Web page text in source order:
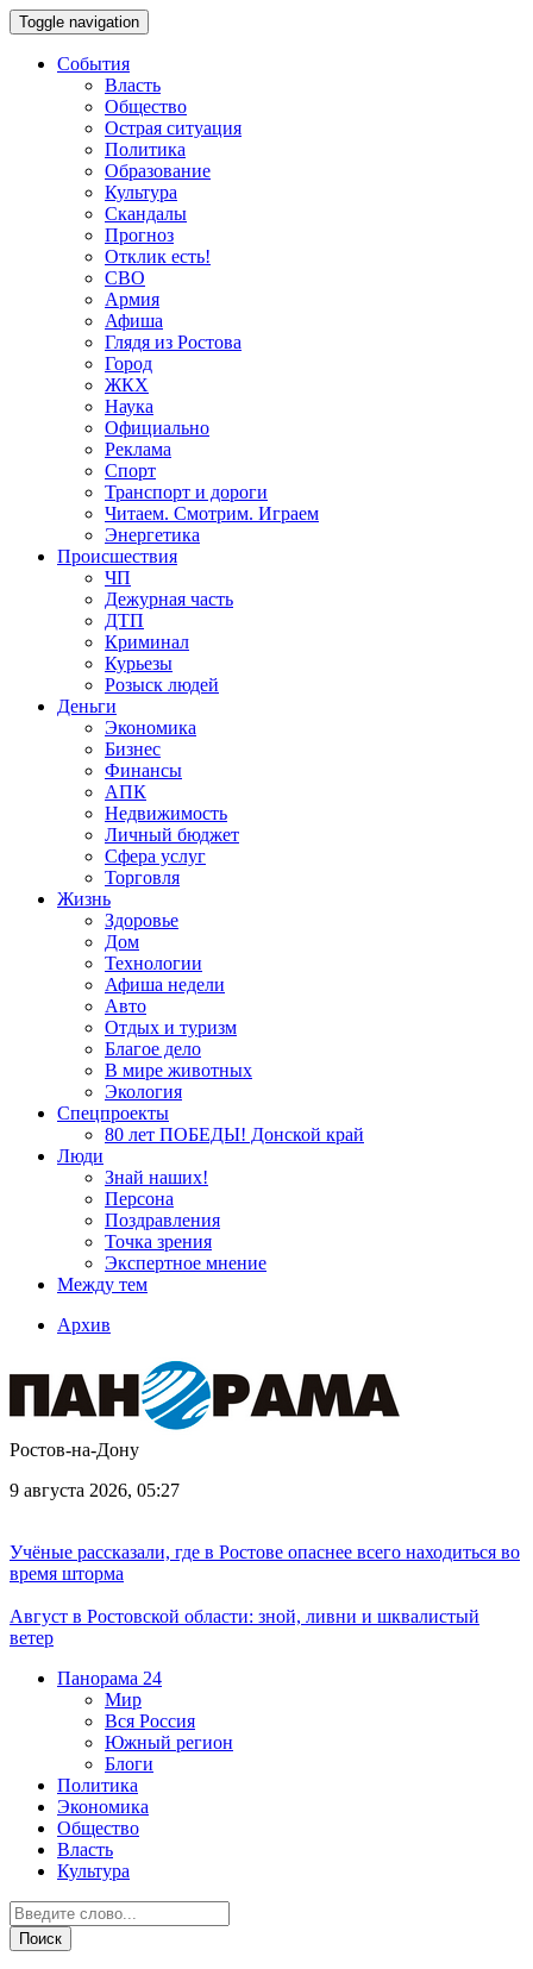
Toggle navigation
События
Власть
Общество
Острая ситуация
Политика
Образование
Культура
Скандалы
Прогноз
Отклик есть!
СВО
Армия
Афиша
Глядя из Ростова
Город
ЖКХ
Наука
Официально
Реклама
Спорт
Транспорт и дороги
Читаем. Смотрим. Играем
Энергетика
Происшествия
ЧП
Дежурная часть
ДТП
Криминал
Курьезы
Розыск людей
Деньги
Экономика
Бизнес
Финансы
АПК
Недвижимость
Личный бюджет
Сфера услуг
Торговля
Жизнь
Здоровье
Дом
Технологии
Афиша недели
Авто
Отдых и туризм
Благое дело
В мире животных
Экология
Спецпроекты
80 лет ПОБЕДЫ! Донской край
Люди
Знай наших!
Персона
Поздравления
Точка зрения
Экспертное мнение
Между тем
Архив
Ростов-на-Дону
9 августа 2026, 05:27
Учёные рассказали, где в Ростове опаснее всего находиться во
время шторма
Август в Ростовской области: зной, ливни и шквалистый
ветер
Панорама 24
Мир
Вся Россия
Южный регион
Блоги
Политика
Экономика
Общество
Власть
Культура